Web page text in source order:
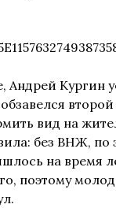
Андрей Кургин
второй
вид на
без ВНЖ, по
на время
поэтому